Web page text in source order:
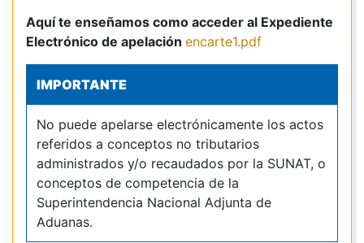
Aquí te enseñamos como acceder al Expediente
Electrónico de apelación encarte1.pdf
IMPORTANTE
No puede apelarse electrónicamente los actos
referidos a conceptos no tributarios
administrados y/o recaudados por la SUNAT, o
conceptos de competencia de la
Superintendencia Nacional Adjunta de
Aduanas.